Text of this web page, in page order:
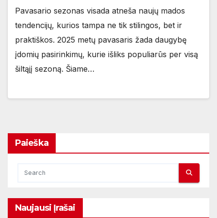
Pavasario sezonas visada atneša naujų mados
tendencijų, kurios tampa ne tik stilingos, bet ir
praktiškos. 2025 metų pavasaris žada daugybę
įdomių pasirinkimų, kurie išliks populiarūs per visą
šiltąjį sezoną. Šiame…
Paieška
Naujausi Įrašai